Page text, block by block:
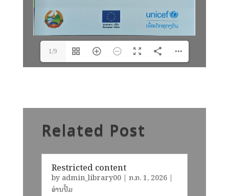
1/9
Related Post
Restricted content
by admin_library00| ​ກ.ກ. 1, 2026|
ອ່ານປຶ້ມ